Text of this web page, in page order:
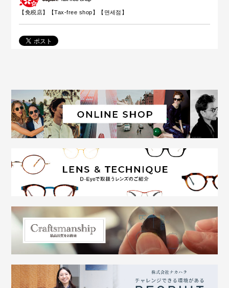
【免税店】【Tax-free shop 】【면세점】